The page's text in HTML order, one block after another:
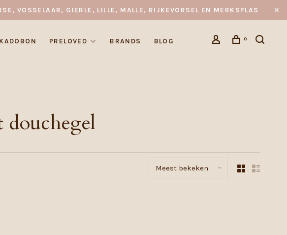
VOSSELAAR, GIERLE, LILLE, MALLE, RIJKEVORSEL EN MERKSPLAS
KADOBON PRELOVED BRANDS BLOG 0
douchegel
Meest bekeken